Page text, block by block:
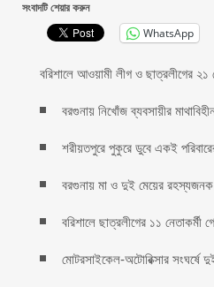
সংবাদটি শেয়ার করুন
WhatsApp
বরিশালে আওয়ামী লীগ ও ছাত্রলীগের ২১
বরগুনায় নিখোঁজ ব্যবসায়ীর
শরীয়তপুরে পুকুরে ডুবে একই
বরগুনায় মা ও দুই মেয়ের রহস্যজনক
বরিশালে ছাত্রলীগের ১১ নেতাকর্মী
মোটরসাইকেল-অটোরিক্সার সংঘর্ষে